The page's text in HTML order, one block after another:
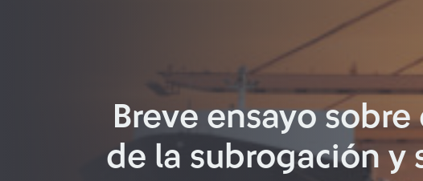
Breve ensayo
de la subrogación y